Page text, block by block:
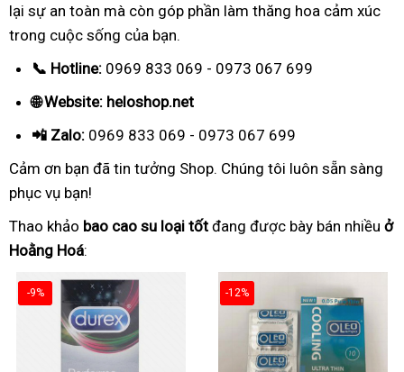
lại sự an toàn mà còn góp phần làm thăng hoa cảm xúc
trong cuộc sống của bạn.
📞 Hotline: 0969 833 069 - 0973 067 699
🌐 Website: heloshop.net
📲 Zalo: 0969 833 069 - 0973 067 699
Cảm ơn bạn đã tin tưởng Shop. Chúng tôi luôn sẵn sàng
phục vụ bạn!
Thao khảo bao cao su loại tốt đang được bày bán nhiều ở
Hoằng Hoá:
-9% -12%